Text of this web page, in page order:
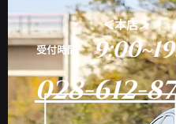
​受付時間
028-612-
＜本店＞